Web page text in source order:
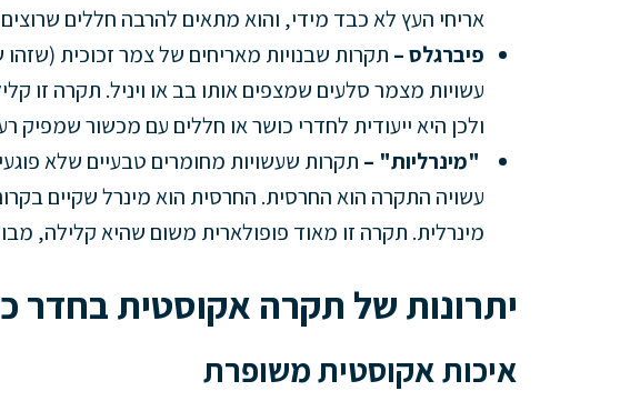
אריחי העץ לא כבד מידי, והוא מתאים להרבה חללים
פיברגלס – תקרות שבנויות מאריחים של צמר זכוכית
עשויות מצמר סלעים שמצפים אותו בב או ויניל. תקרה זו
ולכן היא ייעודית לחדרי כושר או חללים עם מכשור שמפיק
"מינרליות" – תקרות שעשויות מחומרים טבעיים שלא
עשויה התקרה הוא החרסית. החרסית הוא מינרל שקיים
מינרלית. תקרה זו מאוד פופולארית משום שהיא קלילה,
יתרונות של תקרה אקוסטית בחדר
איכות אקוסטית משופרת